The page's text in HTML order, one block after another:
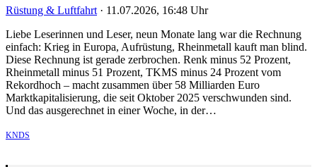
Rüstung & Luftfahrt · 11.07.2026, 16:48 Uhr
Liebe Leserinnen und Leser, neun Monate lang war die Rechnung
einfach: Krieg in Europa, Aufrüstung, Rheinmetall kauft man blind.
Diese Rechnung ist gerade zerbrochen. Renk minus 52 Prozent,
Rheinmetall minus 51 Prozent, TKMS minus 24 Prozent vom
Rekordhoch – macht zusammen über 58 Milliarden Euro
Marktkapitalisierung, die seit Oktober 2025 verschwunden sind.
Und das ausgerechnet in einer Woche, in der…
KNDS